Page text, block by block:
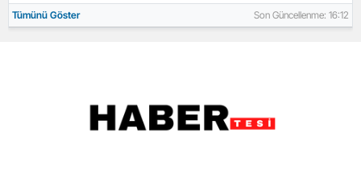
Tümünü Göster Son Güncellenme: 16:12